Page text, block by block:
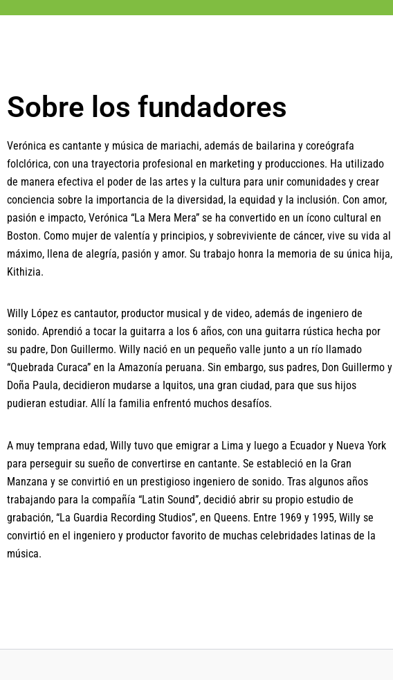
Sobre los fundadores
Verónica es cantante y música de mariachi, además de bailarina y coreógrafa
folclórica, con una trayectoria profesional en marketing y producciones. Ha utilizado
de manera efectiva el poder de las artes y la cultura para unir comunidades y crear
conciencia sobre la importancia de la diversidad, la equidad y la inclusión. Con amor,
pasión e impacto, Verónica “La Mera Mera” se ha convertido en un ícono cultural en
Boston. Como mujer de valentía y principios, y sobreviviente de cáncer, vive su vida al
máximo, llena de alegría, pasión y amor. Su trabajo honra la memoria de su única hija,
Kithizia.
Willy López es cantautor, productor musical y de video, además de ingeniero de
sonido. Aprendió a tocar la guitarra a los 6 años, con una guitarra rústica hecha por
su padre, Don Guillermo. Willy nació en un pequeño valle junto a un río llamado
“Quebrada Curaca” en la Amazonía peruana. Sin embargo, sus padres, Don Guillermo y
Doña Paula, decidieron mudarse a Iquitos, una gran ciudad, para que sus hijos
pudieran estudiar. Allí la familia enfrentó muchos desafíos.
A muy temprana edad, Willy tuvo que emigrar a Lima y luego a Ecuador y Nueva York
para perseguir su sueño de convertirse en cantante. Se estableció en la Gran
Manzana y se convirtió en un prestigioso ingeniero de sonido. Tras algunos años
trabajando para la compañía “Latin Sound”, decidió abrir su propio estudio de
grabación, “La Guardia Recording Studios”, en Queens. Entre 1969 y 1995, Willy se
convirtió en el ingeniero y productor favorito de muchas celebridades latinas de la
música.